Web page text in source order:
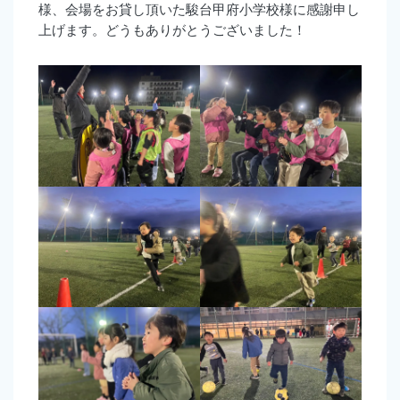
様、会場をお貸し頂いた駿台甲府小学校様に感謝申し
上げます。どうもありがとうございました！